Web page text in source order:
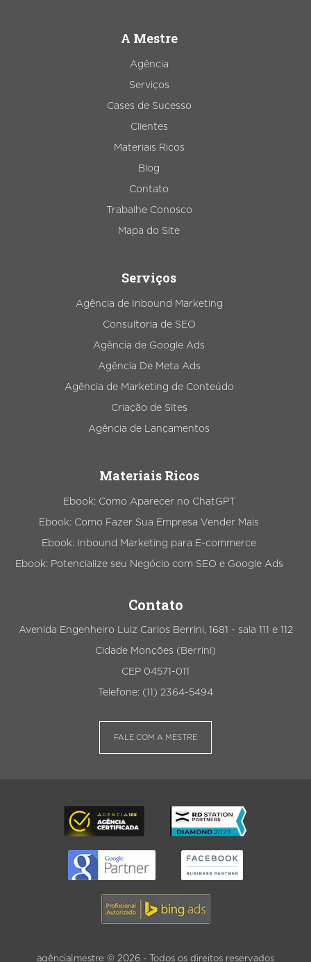
A Mestre
Agência
Serviços
Cases de Sucesso
Clientes
Materiais Ricos
Blog
Contato
Trabalhe Conosco
Mapa do Site
Serviços
Agência de Inbound Marketing
Consultoria de SEO
Agência de Google Ads
Agência De Meta Ads
Agência de Marketing de Conteúdo
Criação de Sites
Agência de Lançamentos
Materiais Ricos
Ebook: Como Aparecer no ChatGPT
Ebook: Como Fazer Sua Empresa Vender Mais
Ebook: Inbound Marketing para E-commerce
Ebook: Potencialize seu Negócio com SEO e Google Ads
Contato
Avenida Engenheiro Luiz Carlos Berrini, 1681 - sala 111 e 112
Cidade Monções (Berrini)
CEP 04571-011
Telefone: (11) 2364-5494
FALE COM A MESTRE
agência|mestre © 2026 - Todos os direitos reservados